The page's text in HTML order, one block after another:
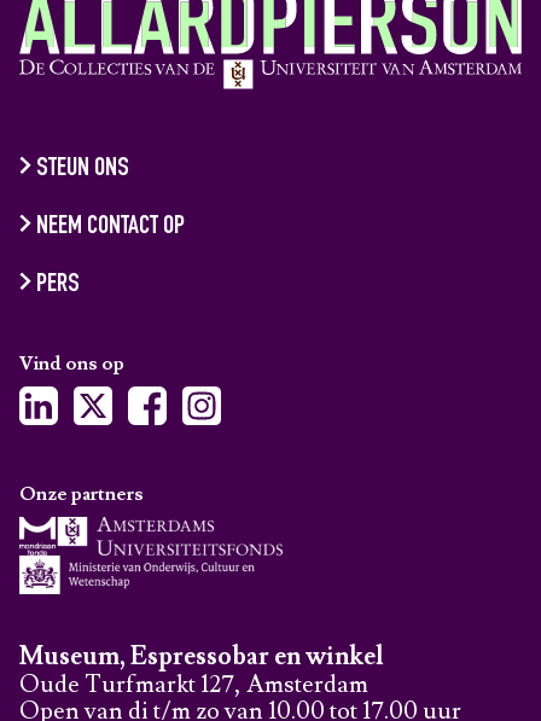
STEUN ONS
NEEM CONTACT OP
PERS
Vind ons op
Museum, Espressobar en winkel
Oude Turfmarkt 127, Amsterdam
Open van di t/m zo van 10.00 tot 17.00 uur
Onze partners